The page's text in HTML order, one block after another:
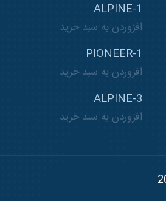
ALPINE-1
افزوردن به سبد خرید
PIONEER-1
افزوردن به سبد خرید
ALPINE-3
افزوردن به سبد خرید